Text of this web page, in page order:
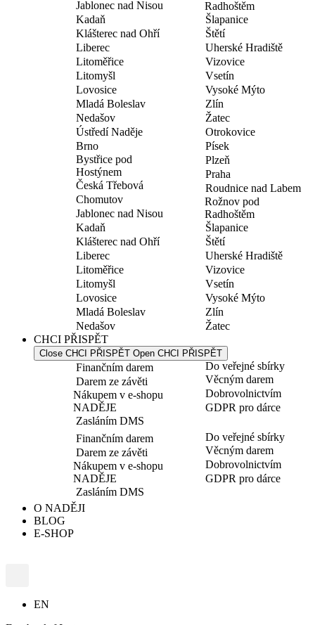
Jablonec nad Nisou
Kadaň
Klášterec nad Ohří
Liberec
Litoměřice
Litomyšl
Lovosice
Mladá Boleslav
Nedašov
Radhoštěm
Šlapanice
Štětí
Uherské Hradiště
Vizovice
Vsetín
Vysoké Mýto
Zlín
Žatec
Ústředí Naděje
Brno
Bystřice pod
Hostýnem
Česká Třebová
Chomutov
Jablonec nad Nisou
Kadaň
Klášterec nad Ohří
Liberec
Litoměřice
Litomyšl
Lovosice
Mladá Boleslav
Nedašov
Otrokovice
Písek
Plzeň
Praha
Roudnice nad Labem
Rožnov pod
Radhoštěm
Šlapanice
Štětí
Uherské Hradiště
Vizovice
Vsetín
Vysoké Mýto
Zlín
Žatec
CHCI PŘISPĚT
Close CHCI PŘISPĚT Open CHCI PŘISPĚT
Finančním darem
Darem ze závěti
Nákupem v e-shopu
NADĚJE
Zasláním DMS
Do veřejné sbírky
Věcným darem
Dobrovolnictvím
GDPR pro dárce
Finančním darem
Darem ze závěti
Nákupem v e-shopu
NADĚJE
Zasláním DMS
Do veřejné sbírky
Věcným darem
Dobrovolnictvím
GDPR pro dárce
O NADĚJI
BLOG
E-SHOP
EN